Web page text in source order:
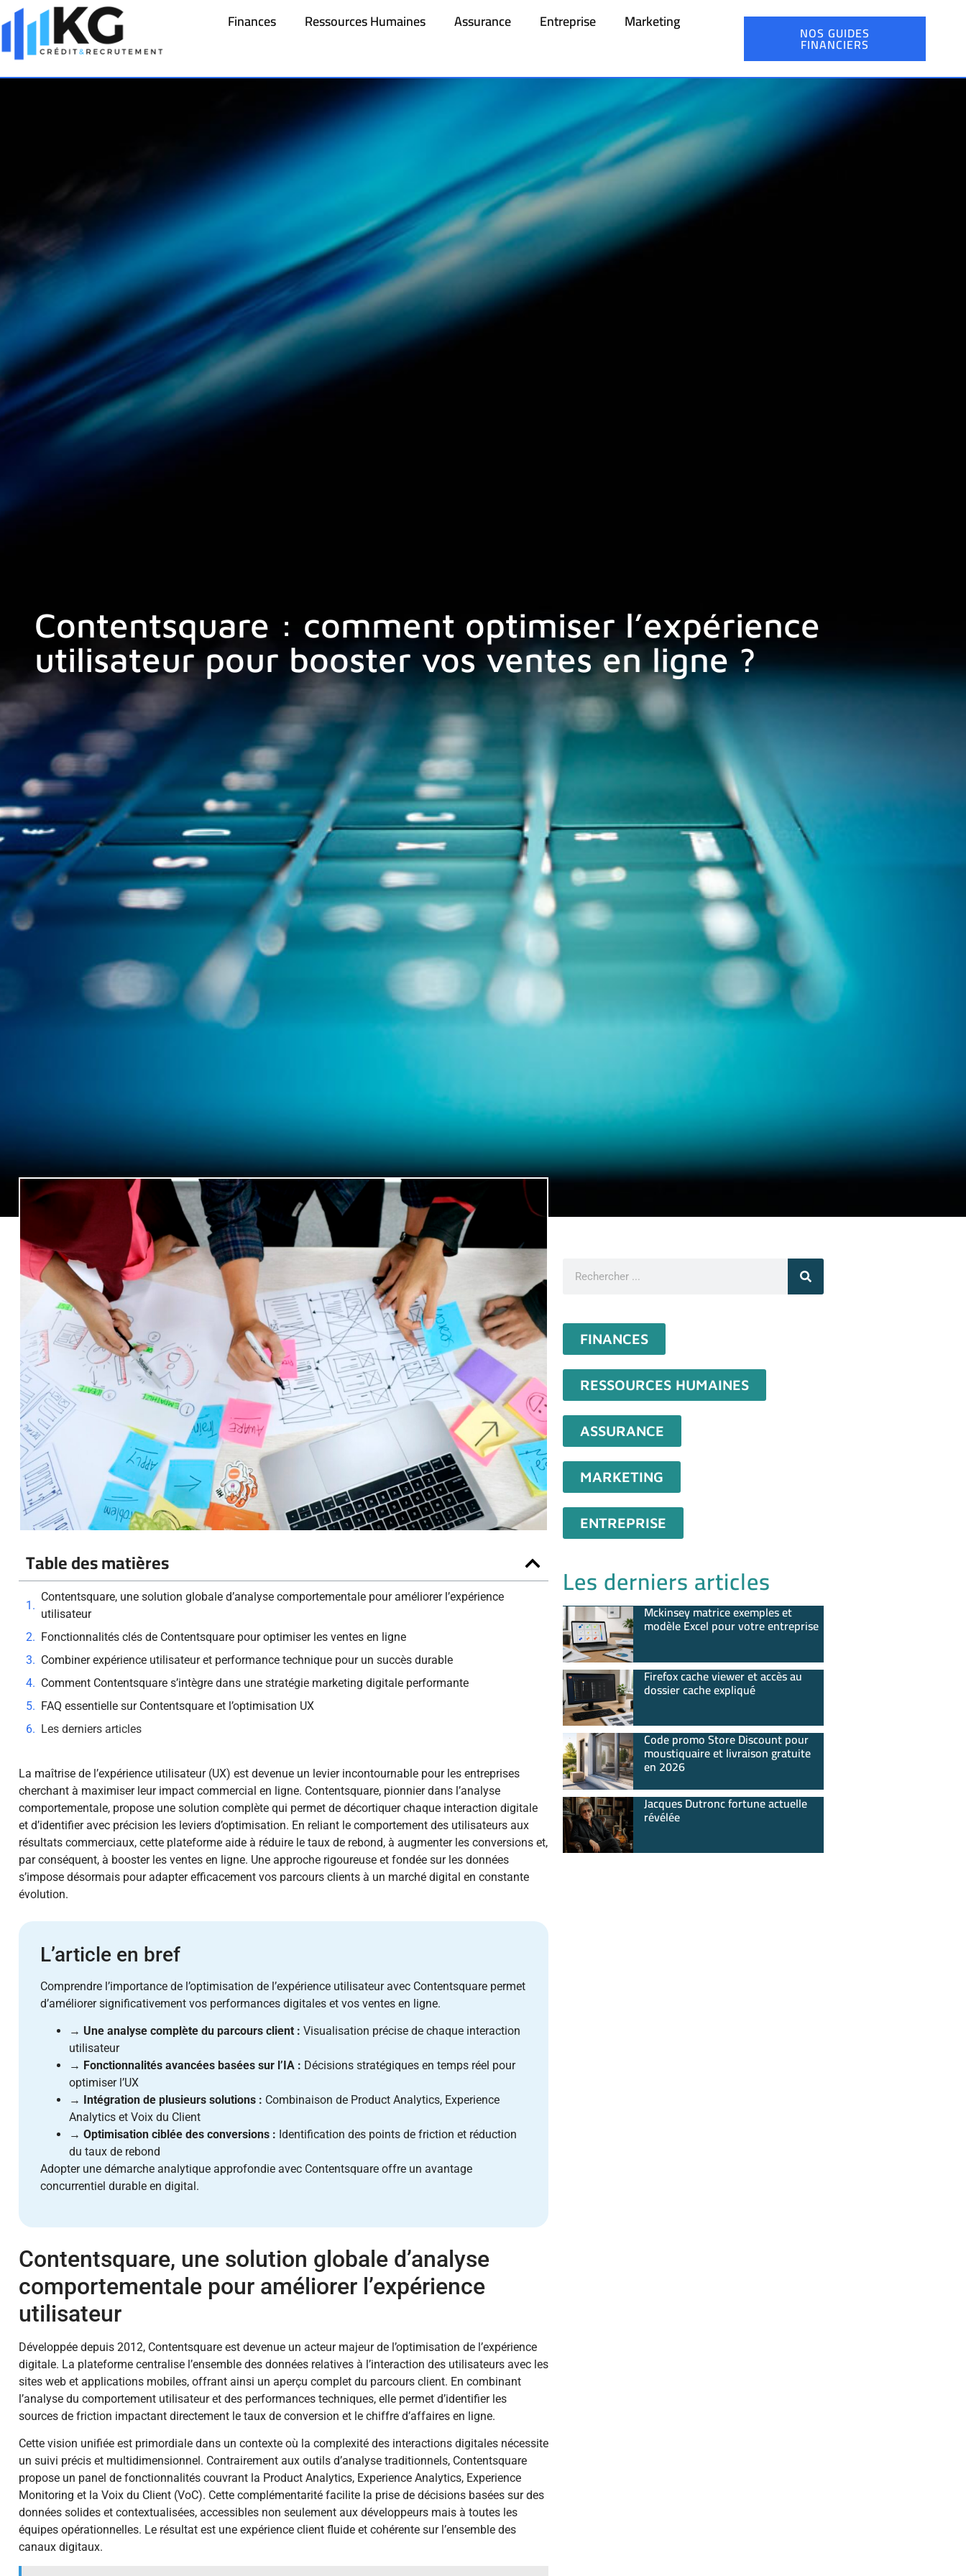
Finances Ressources Humaines Assurance Entreprise Marketing NOS GUIDES
FINANCIERS
Contentsquare : comment optimiser l’expérience
utilisateur pour booster vos ventes en ligne ?
Table des matières
Contentsquare, une solution globale d’analyse comportementale pour améliorer l’expérience
utilisateur
Fonctionnalités clés de Contentsquare pour optimiser les ventes en ligne
Combiner expérience utilisateur et performance technique pour un succès durable
Comment Contentsquare s’intègre dans une stratégie marketing digitale performante
FAQ essentielle sur Contentsquare et l’optimisation UX
Les derniers articles
La maîtrise de l’expérience utilisateur (UX) est devenue un levier incontournable pour les entreprises
cherchant à maximiser leur impact commercial en ligne. Contentsquare, pionnier dans l’analyse
comportementale, propose une solution complète qui permet de décortiquer chaque interaction digitale
et d’identifier avec précision les leviers d’optimisation. En reliant le comportement des utilisateurs aux
résultats commerciaux, cette plateforme aide à réduire le taux de rebond, à augmenter les conversions et,
par conséquent, à booster les ventes en ligne. Une approche rigoureuse et fondée sur les données
s’impose désormais pour adapter efficacement vos parcours clients à un marché digital en constante
évolution.
L’article en bref
Comprendre l’importance de l’optimisation de l’expérience utilisateur avec Contentsquare permet
d’améliorer significativement vos performances digitales et vos ventes en ligne.
→ Une analyse complète du parcours client : Visualisation précise de chaque interaction
utilisateur
→ Fonctionnalités avancées basées sur l’IA : Décisions stratégiques en temps réel pour
optimiser l’UX
→
Intégration de plusieurs solutions : Combinaison de Product Analytics, Experience
Analytics et Voix du Client
→ Optimisation ciblée des conversions : Identification des points de friction et réduction
du taux de rebond
Adopter une démarche analytique approfondie avec Contentsquare offre un avantage
concurrentiel durable en digital.
Contentsquare, une solution globale d’analyse
comportementale pour améliorer l’expérience
utilisateur
Développée depuis 2012, Contentsquare est devenue un acteur majeur de l’optimisation de l’expérience
digitale. La plateforme centralise l’ensemble des données relatives à l’interaction des utilisateurs avec les
sites web et applications mobiles, offrant ainsi un aperçu complet du parcours client. En combinant
l’analyse du comportement utilisateur et des performances techniques, elle permet d’identifier les
sources de friction impactant directement le taux de conversion et le chiffre d’affaires en ligne.
Cette vision unifiée est primordiale dans un contexte où la complexité des interactions digitales nécessite
un suivi précis et multidimensionnel. Contrairement aux outils d’analyse traditionnels, Contentsquare
propose un panel de fonctionnalités couvrant la Product Analytics, Experience Analytics, Experience
Monitoring et la Voix du Client (VoC). Cette complémentarité facilite la prise de décisions basées sur des
données solides et contextualisées, accessibles non seulement aux développeurs mais à toutes les
équipes opérationnelles. Le résultat est une expérience client fluide et cohérente sur l’ensemble des
canaux digitaux.
FINANCES
RESSOURCES HUMAINES
ASSURANCE
MARKETING
ENTREPRISE
Les derniers articles
Mckinsey matrice exemples et
modèle Excel pour votre entreprise
Firefox cache viewer et accès au
dossier cache expliqué
Code promo Store Discount pour
moustiquaire et livraison gratuite
en 2026
Jacques Dutronc fortune actuelle
révélée